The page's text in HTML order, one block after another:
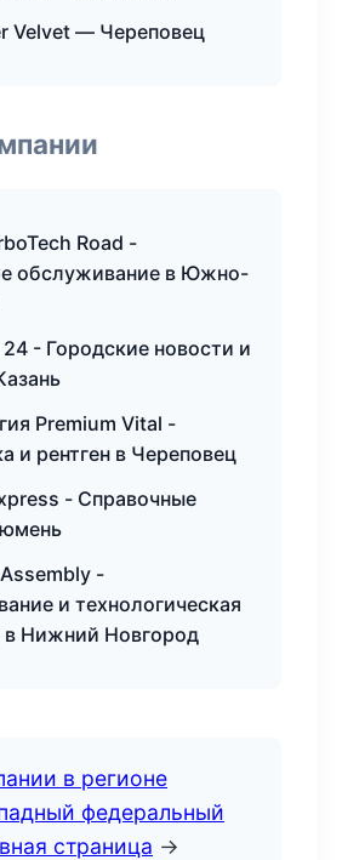
Velvet — Череповец
Road -
обслуживание в Южно-
- Городские новости и
Premium Vital -
и рентген в Череповец
- Справочные
-
и технологическая
в Нижний Новгород
в регионе
федеральный
страница →